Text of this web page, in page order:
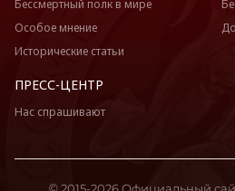
Бессмертный полк в мире
Особое мнение
Исторические статьи
ПРЕСС-ЦЕНТР
Нас спрашивают